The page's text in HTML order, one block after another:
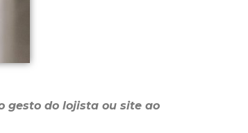
gesto do lojista ou site ao